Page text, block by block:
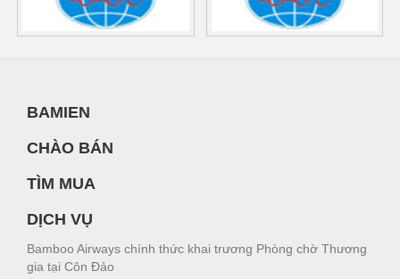
BAMIEN
CHÀO BÁN
TÌM MUA
DỊCH VỤ
Bamboo Airways chính thức khai trương Phòng chờ Thương
gia tại Côn Đảo